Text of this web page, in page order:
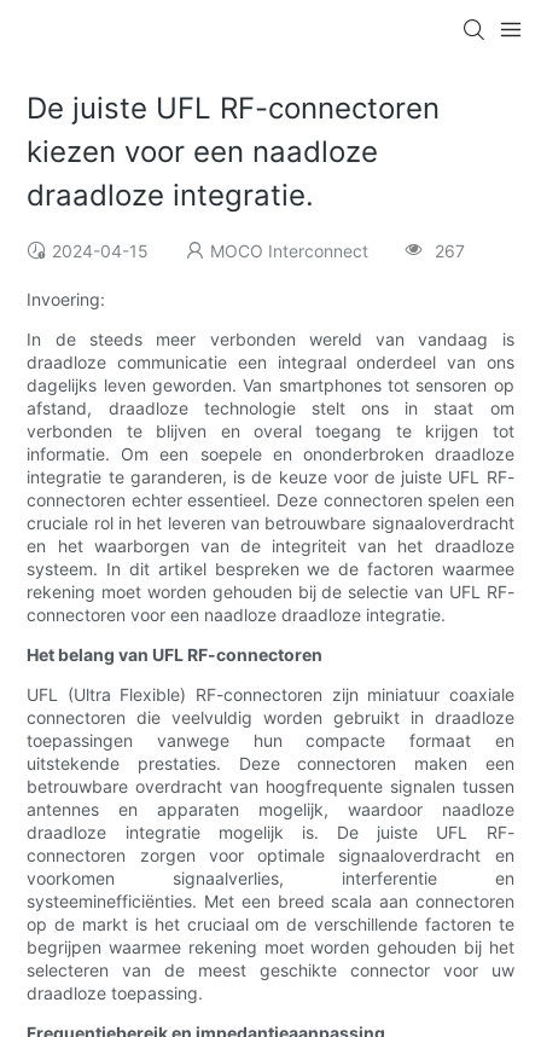
De juiste UFL RF-connectoren
kiezen voor een naadloze
draadloze integratie.
2024-04-15 MOCO Interconnect 267
Invoering:
In de steeds meer verbonden wereld van vandaag is
draadloze communicatie een integraal onderdeel van ons
dagelijks leven geworden. Van smartphones tot sensoren op
afstand, draadloze technologie stelt ons in staat om
verbonden te blijven en overal toegang te krijgen tot
informatie. Om een ​​soepele en ononderbroken draadloze
integratie te garanderen, is de keuze voor de juiste UFL RF-
connectoren echter essentieel. Deze connectoren spelen een
cruciale rol in het leveren van betrouwbare signaaloverdracht
en het waarborgen van de integriteit van het draadloze
systeem. In dit artikel bespreken we de factoren waarmee
rekening moet worden gehouden bij de selectie van UFL RF-
connectoren voor een naadloze draadloze integratie.
Het belang van UFL RF-connectoren
UFL (Ultra Flexible) RF-connectoren zijn miniatuur coaxiale
connectoren die veelvuldig worden gebruikt in draadloze
toepassingen vanwege hun compacte formaat en
uitstekende prestaties. Deze connectoren maken een
betrouwbare overdracht van hoogfrequente signalen tussen
antennes en apparaten mogelijk, waardoor naadloze
draadloze integratie mogelijk is. De juiste UFL RF-
connectoren zorgen voor optimale signaaloverdracht en
voorkomen signaalverlies, interferentie en
systeeminefficiënties. Met een breed scala aan connectoren
op de markt is het cruciaal om de verschillende factoren te
begrijpen waarmee rekening moet worden gehouden bij het
selecteren van de meest geschikte connector voor uw
draadloze toepassing.